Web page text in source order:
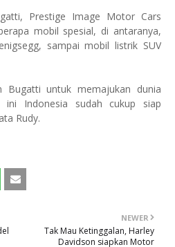
Prestige Image Motor Cars
mobil spesial, di antaranya,
sampai mobil listrik SUV
Bugatti untuk memajukan dunia
ini Indonesia sudah cukup siap
Rudy.
NEWER
Tak Mau Ketinggalan, Harley
Davidson siapkan Motor